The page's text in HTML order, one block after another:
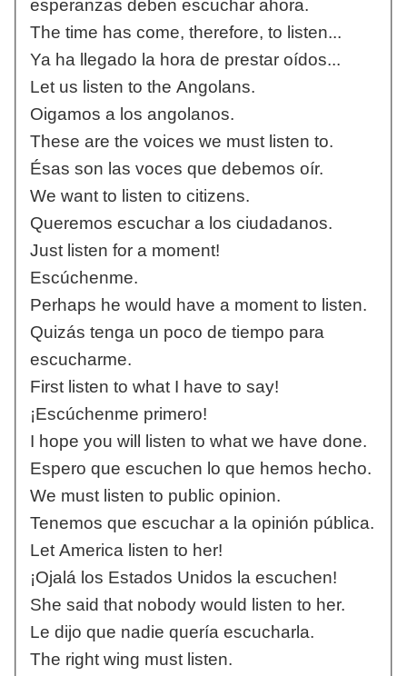
esperanzas deben escuchar ahora.
The time has come, therefore, to listen...
Ya ha llegado la hora de prestar oídos...
Let us listen to the Angolans.
Oigamos a los angolanos.
These are the voices we must listen to.
Ésas son las voces que debemos oír.
We want to listen to citizens.
Queremos escuchar a los ciudadanos.
Just listen for a moment!
Escúchenme.
Perhaps he would have a moment to listen.
Quizás tenga un poco de tiempo para
escucharme.
First listen to what I have to say!
¡Escúchenme primero!
I hope you will listen to what we have done.
Espero que escuchen lo que hemos hecho.
We must listen to public opinion.
Tenemos que escuchar a la opinión pública.
Let America listen to her!
¡Ojalá los Estados Unidos la escuchen!
She said that nobody would listen to her.
Le dijo que nadie quería escucharla.
The right wing must listen.